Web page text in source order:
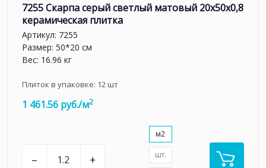
7255 Скарпа серый светлый матовый 20x50x0,8
керамическая плитка
Артикул: 7255
Размер: 50*20 см
Вес: 16.96 кг
Плиток в упаковке: 12шт
1 461.56 руб./м2
– +
м2
шт.